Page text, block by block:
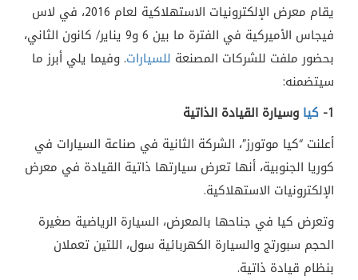
يقام معرض الإلكترونيات الاستهلاكية لعام 2016، في لاس
فيجاس الأميركية في الفترة ما بين 6 و9 يناير
/ كانون الثاني،
بحضور ملفت للشركات المصنعة للسيارات. وفيما يلي أبرز ما
سيتضمنه:
1- كيا وسيارة القيادة الذاتية
أعلنت “كيا موتورز”، الشركة الثانية في صناعة السيارات في
كوريا الجنوبية، أنها تعرض سيارتها ذاتية القيادة في معرض
الإلكترونيات الاستهلاكية.
وتعرض كيا في جناحها بالمعرض، السيارة الرياضية صغيرة
الحجم سبورتج والسيارة الكهربائية سول، اللتين تعملان
بنظام قيادة ذاتية.